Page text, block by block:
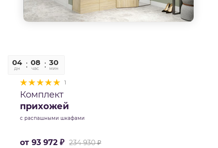
04
дн
08
час
30
мин
1
Комплект
прихожей
с распашными шкафами
от 93 972 ₽ 234 930 ₽